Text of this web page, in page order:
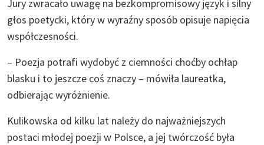
Jury zwracało uwagę na bezkompromisowy język i silny
głos poetycki, który w wyraźny sposób opisuje napięcia
współczesności.
– Poezja potrafi wydobyć z ciemności choćby ochłap
blasku i to jeszcze coś znaczy – mówiła laureatka,
odbierając wyróżnienie.
Kulikowska od kilku lat należy do najważniejszych
postaci młodej poezji w Polsce, a jej twórczość była